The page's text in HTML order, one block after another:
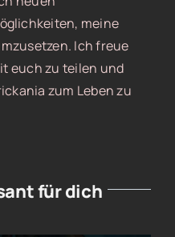
meine
Ich freue
euch zu teilen und
zum Leben zu
für dich